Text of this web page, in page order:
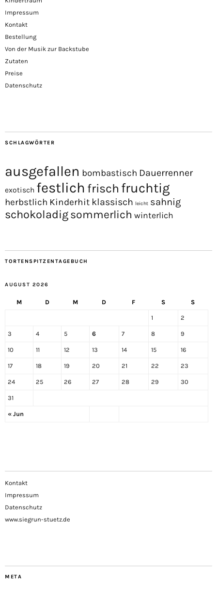
Impressum
Kontakt
Bestellung
Von der Musik zur Backstube
Zutaten
Preise
Datenschutz
SCHLAGWÖRTER
ausgefallen bombastisch Dauerrenner
exotisch festlich frisch fruchtig
herbstlich Kinderhit klassisch leicht sahnig
schokoladigsommerlich winterlich
TORTENSPITZENTAGEBUCH
AUGUST 2026
M D M D F S S
« Jun
1 2
3 4 5 6 7 8 9
10 11 12 13 14 15 16
17 18 19 20 21 22 23
24 25 26 27 28 29 30
31
Kontakt
Impressum
Datenschutz
www.siegrun-stuetz.de
META